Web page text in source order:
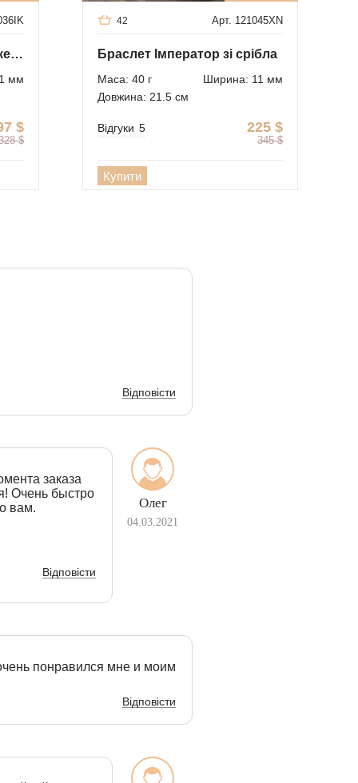
Браслет зі срібла - тайське плетіння
мм
$
$
Арт. 121045XN
42
Браслет Імператор зі срібла
Маса: 40 г
Ширина: 11 мм
Довжина: 21.5 см
225 $
345 $
Відгуки 5
Купити
Відповісти
Олег
04.03.2021
заказа
Очень быстро
вам.
Відповісти
понравился мне и моим
Відповісти